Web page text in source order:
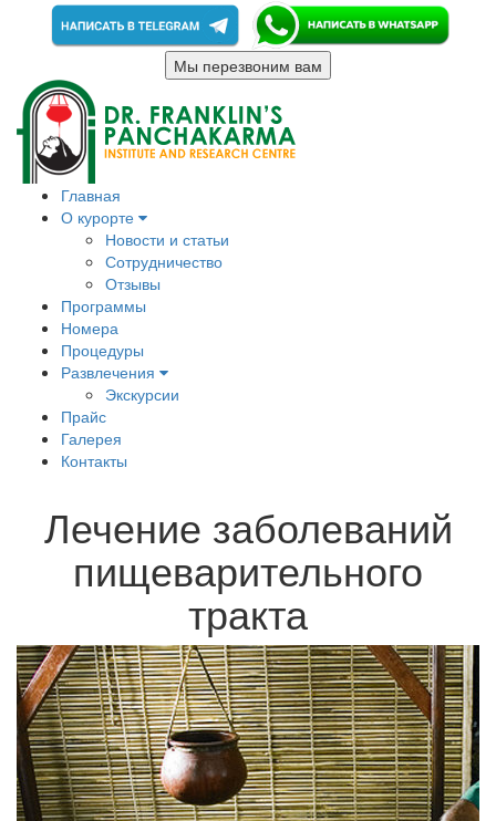
Мы перезвоним вам
Главная
О курорте
Новости и статьи
Сотрудничество
Отзывы
Программы
Номера
Процедуры
Развлечения
Экскурсии
Прайс
Галерея
Контакты
Лечение заболеваний
пищеварительного
тракта